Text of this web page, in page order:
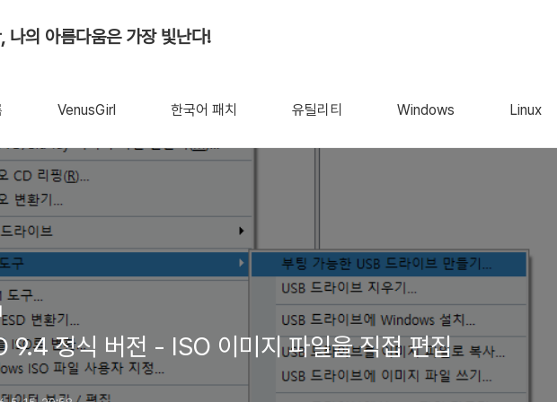
나의 아름다움은 가장 빛난다!
VenusGirl 한국어 패치 유틸리티 Windows Linux
9.4 정식 버전 - ISO 이미지 파일을 직접 편집